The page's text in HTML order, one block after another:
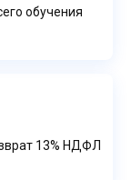
обучения
13% НДФЛ